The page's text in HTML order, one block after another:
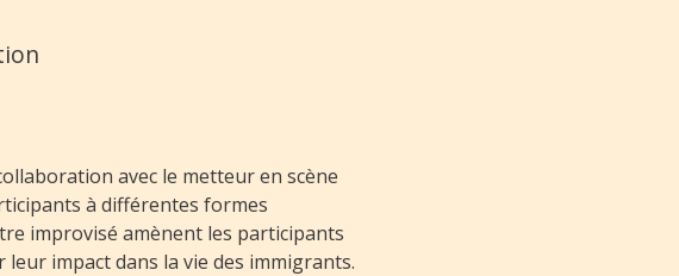
avec le metteur en scène
à différentes formes
improvisé amènent les participants
impact dans la vie des immigrants.